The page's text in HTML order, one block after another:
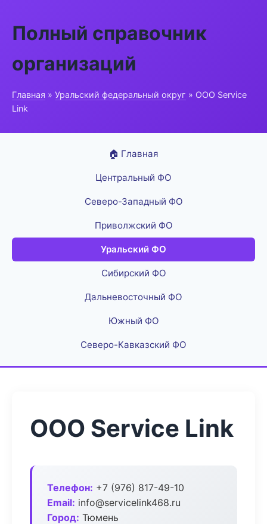
Полный справочник
организаций
Главная » Уральский федеральный округ » ООО Service
Link
🏠 Главная
Центральный ФО
Северо-Западный ФО
Приволжский ФО
Уральский ФО
Сибирский ФО
Дальневосточный ФО
Южный ФО
Северо-Кавказский ФО
ООО Service Link
Телефон: +7 (976) 817-49-10
Email: info@servicelink468.ru
Город: Тюмень